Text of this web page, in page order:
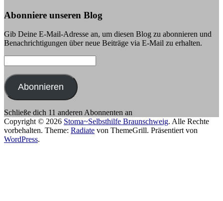
Abonniere unseren Blog
Gib Deine E-Mail-Adresse an, um diesen Blog zu abonnieren und
Benachrichtigungen über neue Beiträge via E-Mail zu erhalten.
Mail-
Adresse:
Abonnieren
Schließe dich 11 anderen Abonnenten an
Copyright © 2026 Stoma~Selbsthilfe Braunschweig. Alle Rechte
vorbehalten. Theme: Radiate von ThemeGrill. Präsentiert von
WordPress.